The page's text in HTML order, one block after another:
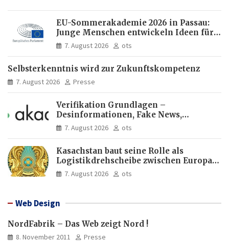
EU-Sommerakademie 2026 in Passau:
Junge Menschen entwickeln Ideen für
Europas Zukunft
7. August 2026 ots
Selbsterkenntnis wird zur Zukunftskompetenz
7. August 2026 Presse
Verifikation Grundlagen –
Desinformationen, Fake News,
manipulierte Inhalte | dpa-Akademie
7. August 2026 ots
Kasachstan baut seine Rolle als
Logistikdrehscheibe zwischen Europa
und Asien aus
7. August 2026 ots
Web Design
NordFabrik – Das Web zeigt Nord !
8. November 2011
Presse